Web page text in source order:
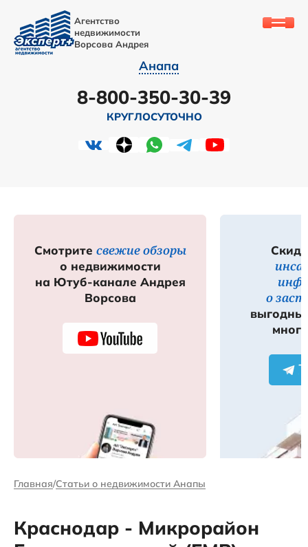
Агентство
недвижимости
Ворсова Андрея
Анапа
8-800-350-30-39
КРУГЛОСУТОЧНО
Смотрите свежие обзоры
о недвижимости
на Ютуб-канале Андрея
Ворсова
о
Главная Статьи о недвижимости Анапы
Краснодар - Микрорайон